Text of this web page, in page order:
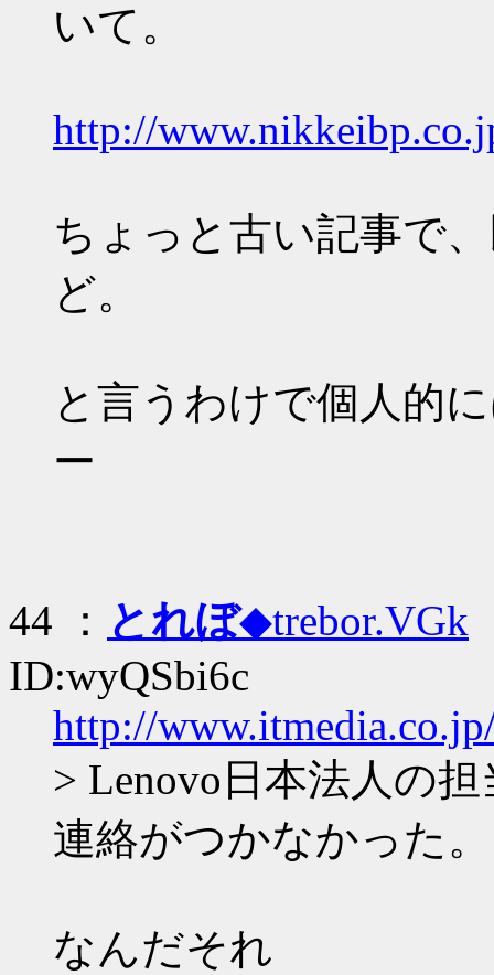
いて。
http://
ちょっと古い記事で
ど。
と言うわけで個人的
ー
44 ： とれぼ◆trebor.VGk
ID:wyQSbi6c
http://
> Lenovo日本法人の
連絡がつかなかった。
なんだそれ